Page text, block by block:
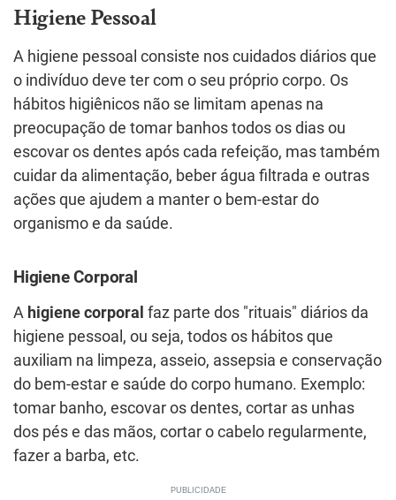
Higiene Pessoal
A higiene pessoal consiste nos cuidados diários que
o indivíduo deve ter com o seu próprio corpo. Os
hábitos higiênicos não se limitam apenas na
preocupação de tomar banhos todos os dias ou
escovar os dentes após cada refeição, mas também
cuidar da alimentação, beber água filtrada e outras
ações que ajudem a manter o bem-estar do
organismo e da saúde.
Higiene Corporal
A higiene corporal faz parte dos "rituais" diários da
higiene pessoal, ou seja, todos os hábitos que
auxiliam na limpeza, asseio, assepsia e conservação
do bem-estar e saúde do corpo humano. Exemplo:
tomar banho, escovar os dentes, cortar as unhas
dos pés e das mãos, cortar o cabelo regularmente,
fazer a barba, etc.